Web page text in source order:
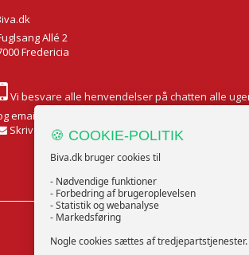
Allé 2
Fredericia
Vi besvare alle henvendelser på chatten alle
email Mandag til Fredag
Skriv til os
FØLG OS
🍪 COOKIE-POLITIK
Biva.dk bruger cookies til
- Nødvendige funktioner
- Forbedring af brugeroplevelsen
- Statistik og webanalyse
- Markedsføring
Nogle cookies sættes af tredjepartstjenester.